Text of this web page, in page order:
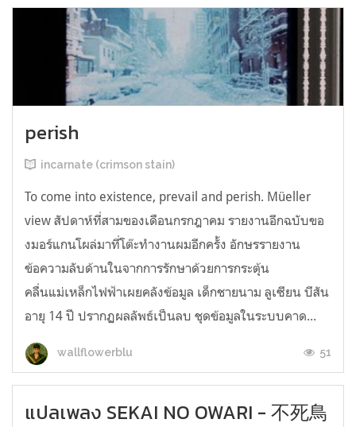
perish
incarnate (crimson stain)
To come into existence, prevail and perish. Müeller
view สัปดาห์ที่สามของเดือนกรกฎาคม รายงานอีกฉบับขอ
งมอร์แกนโผล่มาที่โต๊ะทำงานผมอีกครั้ง อักษรรายงาน
ข้อความลับด้านในจากการรักษาด้วยการกระตุ้น
คลื่นแม่เหล็กไฟฟ้าเผยคลังข้อมูล เด็กชายนาม ลูเซียน บีสัน
อายุ 14 ปี ปรากฏผลลัพธ์เป็นลบ ชุดข้อมูลในระบบคาด...
wallflowerblu 51
แปลเพลง SEKAI NO OWARI - 不死鳥